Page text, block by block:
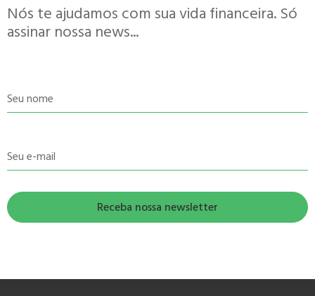
Nós te ajudamos com sua vida financeira. Só
assinar nossa news...
Seu nome
Seu e-mail